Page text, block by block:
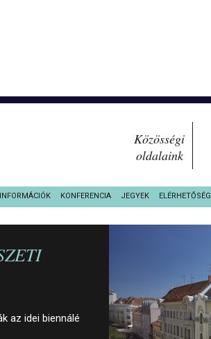
Közösségi
oldalaink
INFORMÁCIÓK KONFERENCIA JEGYEK ELÉRHETŐSÉG
az idei biennálé